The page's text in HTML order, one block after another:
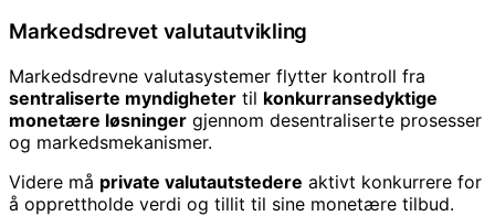
Markedsdrevet valutautvikling
Markedsdrevne valutasystemer flytter kontroll fra
sentraliserte myndigheter til konkurransedyktige
monetære løsninger gjennom desentraliserte prosesser
og markedsmekanismer.
Videre må private valutautstedere aktivt konkurrere for
å opprettholde verdi og tillit til sine monetære tilbud.